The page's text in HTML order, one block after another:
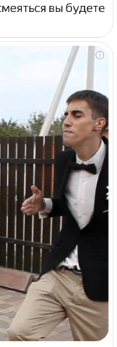
вы будете
i